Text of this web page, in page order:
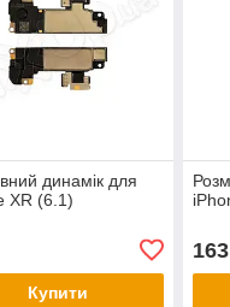
динамік для
XR (6.1)
Купити
163